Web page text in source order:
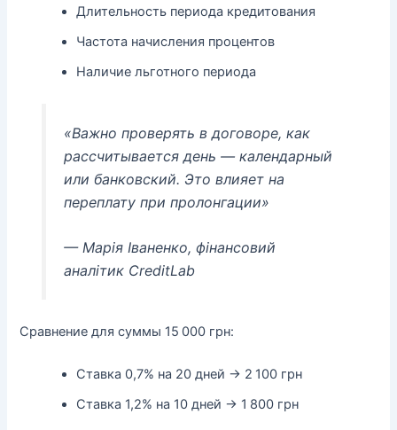
Длительность периода кредитования
Частота начисления процентов
Наличие льготного периода
«Важно проверять в договоре, как
рассчитывается день — календарный
или банковский. Это влияет на
переплату при пролонгации»
— Марія Іваненко, фінансовий
аналітик CreditLab
Сравнение для суммы 15 000 грн:
Ставка 0,7% на 20 дней → 2 100 грн
Ставка 1,2% на 10 дней → 1 800 грн